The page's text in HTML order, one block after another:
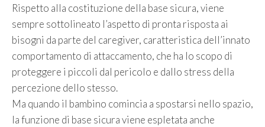
Rispetto alla costituzione della base sicura, viene
sempre sottolineato l’aspetto di pronta risposta ai
bisogni da parte del caregiver, caratteristica dell’innato
comportamento di attaccamento, che ha lo scopo di
proteggere i piccoli dal pericolo e dallo stress della
percezione dello stesso.
Ma quando il bambino comincia a spostarsi nello spazio,
la funzione di base sicura viene espletata anche